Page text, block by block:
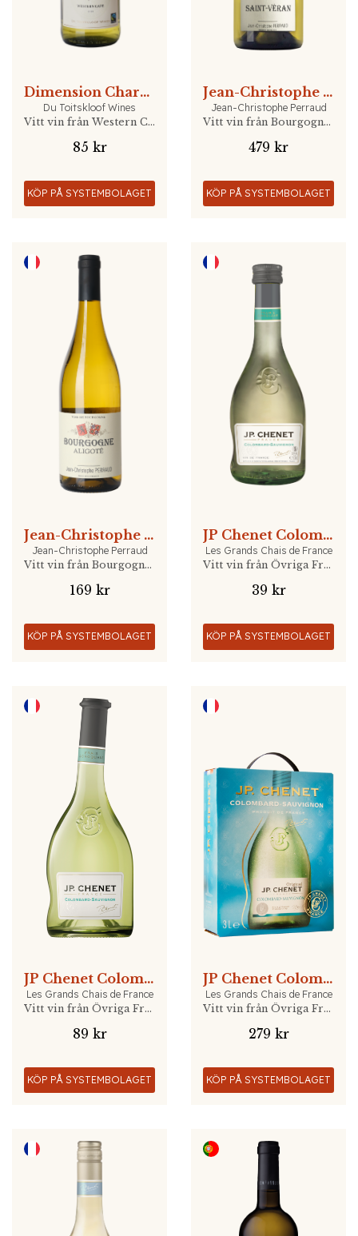
Dimension Chardonnay
Du Toitskloof Wines
Vitt vin från Western Cape, Sydafrika
85 kr
KÖP PÅ SYSTEMBOLAGET
Jean-Christophe Perraud Saint-Véran
Jean-Christophe Perraud
Vitt vin från Bourgogne, Frankrike
479 kr
KÖP PÅ SYSTEMBOLAGET
Jean-Christophe Perraud Aligoté
Jean-Christophe Perraud
Vitt vin från Bourgogne, Frankrike
169 kr
KÖP PÅ SYSTEMBOLAGET
JP Chenet Colombard-Sauvignon 25cl
Les Grands Chais de France
Vitt vin från Övriga Frankrike, Frankrike
39 kr
KÖP PÅ SYSTEMBOLAGET
JP Chenet Colombard-Sauvignon 75cl
Les Grands Chais de France
Vitt vin från Övriga Frankrike, Frankrike
89 kr
KÖP PÅ SYSTEMBOLAGET
JP Chenet Colombard-Sauvignon 3L
Les Grands Chais de France
Vitt vin från Övriga Frankrike, Frankrike
279 kr
KÖP PÅ SYSTEMBOLAGET